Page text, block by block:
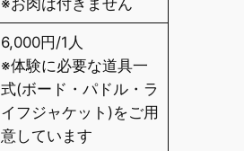
6,000円/1人
※体験に必要な道具一
式(ボード・パドル・ラ
イフジャケット)をご用
意しています